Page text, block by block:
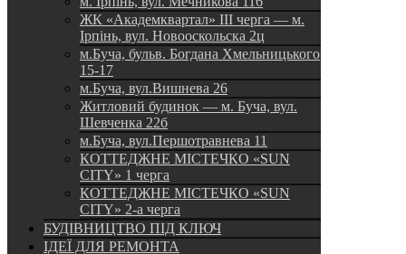
ЖК «Академквартал» III черга — м.
Ірпінь, вул. Новооскольска 2ц
м.Буча, бульв. Богдана Хмельницького
15-17
м.Буча, вул.Вишнева 26
Житловий будинок — м. Буча, вул.
Шевченка 22б
м.Буча, вул.Першотравнева 11
КОТТЕДЖНЕ МІСТЕЧКО «SUN
CITY» 1 черга
КОТТЕДЖНЕ МІСТЕЧКО «SUN
CITY» 2-а черга
БУДІВНИЦТВО ПІД КЛЮЧ
ІДЕЇ ДЛЯ РЕМОНТА